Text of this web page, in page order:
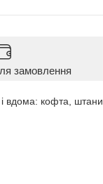
замовлення
вдома: кофта, штани